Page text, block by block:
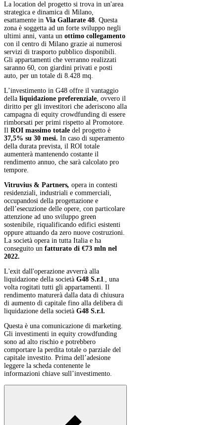
La location del progetto si trova in un'area
strategica e dinamica di Milano,
esattamente in Via Gallarate 48. Questa
zona è soggetta ad un forte sviluppo negli
ultimi anni, vanta un ottimo collegamento
con il centro di Milano grazie ai numerosi
servizi di trasporto pubblico disponibili.
Gli appartamenti che verranno realizzati
saranno 60, con giardini privati e posti
auto, per un totale di 8.428 mq.
L’investimento in G48 offre il vantaggio
della liquidazione preferenziale, ovvero il
diritto per gli investitori che aderiscono alla
campagna di equity crowdfunding di essere
rimborsati per primi rispetto al Promotore.
Il ROI massimo totale del progetto è
37,5% su 30 mesi. In caso di superamento
della durata prevista, il ROI totale
aumenterà mantenendo costante il
rendimento annuo, che sarà calcolato pro
tempore.
Vitruvius & Partners, opera in contesti
residenziali, industriali e commerciali,
occupandosi della progettazione e
dell’esecuzione delle opere, con particolare
attenzione ad uno sviluppo green
sostenibile, riqualificando edifici esistenti
oppure attuando da zero nuove costruzioni.
La società opera in tutta Italia e ha
conseguito un fatturato di €73 mln nel
2022.
L'exit dall'operazione avverrà alla
liquidazione della società G48 S.r.l., una
volta rogitati tutti gli appartamenti. Il
rendimento maturerà dalla data di chiusura
di aumento di capitale fino alla delibera di
liquidazione della società G48 S.r.l.
Questa è una comunicazione di marketing.
Gli investimenti in equity crowdfunding
sono ad alto rischio e potrebbero
comportare la perdita totale o parziale del
capitale investito. Prima dell’adesione
leggere la scheda contenente le
informazioni chiave sull’investimento.